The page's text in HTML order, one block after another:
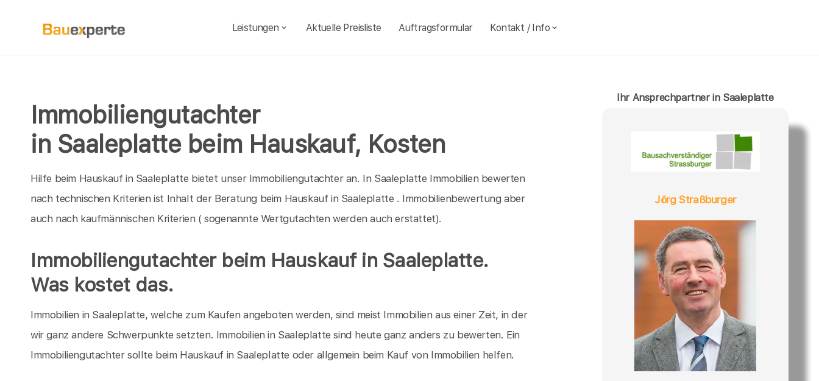
Leistungen Aktuelle Preisliste Auftragsformular Kontakt / Info
Immobiliengutachter
in Saaleplatte beim Hauskauf, Kosten
Hilfe beim Hauskauf in Saaleplatte bietet unser Immobiliengutachter an. In Saaleplatte Immobilien bewerten
nach technischen Kriterien ist Inhalt der Beratung beim Hauskauf in Saaleplatte . Immobilienbewertung aber
auch nach kaufmännischen Kriterien ( sogenannte Wertgutachten werden auch erstattet).
Immobiliengutachter beim Hauskauf in Saaleplatte.
Was kostet das.
Immobilien in Saaleplatte, welche zum Kaufen angeboten werden, sind meist Immobilien aus einer Zeit, in der
wir ganz andere Schwerpunkte setzten. Immobilien in Saaleplatte sind heute ganz anders zu bewerten. Ein
Immobiliengutachter sollte beim Hauskauf in Saaleplatte oder allgemein beim Kauf von Immobilien helfen.
Ihr Ansprechpartner in Saaleplatte
Jörg Straßburger